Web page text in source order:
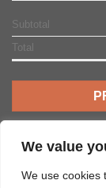
We value
We use cookies
Subtotal
Total
Coupon